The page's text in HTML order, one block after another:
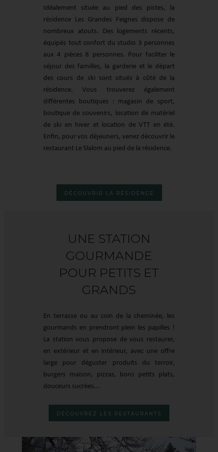
Idéalement située au pied des pistes, la
résidence Les Grandes Feignes dispose de
nombreux atouts. Des logements récents,
équipés tout confort du studio 3 personnes
aux 4 pièces 8 personnes. Pour faciliter le
séjour des familles, la garderie et le départ
des cours de ski sont situés à côté de la
résidence. Vous trouverez également
différentes boutiques : magasin de sport,
boutique de souvenirs, location de matériel
de ski en hiver et location de VTT en été.
Enfin, pour vos déjeuners, venez découvrir le
restaurant Le Slalom au pied de la résidence.
DÉCOUVRIR LA RÉSIDENCE
UNE STATION
GOURMANDE
POUR PETITS ET
GRANDS
En terrasse ou au coin de la cheminée, les
gourmands en prendront plein les papilles !
La station vous propose de vous restaurer,
en extérieur et en intérieur, avec une offre
large pour déguster produits du terroir,
burgers maison, pizzas, bons petits plats,
douceurs sucrées...
DÉCOUVREZ LES RESTAURANTS